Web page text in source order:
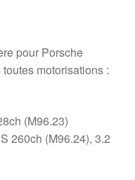
pour Porsche
motorisations :
(M96.23)
260ch (M96.24), 3.2